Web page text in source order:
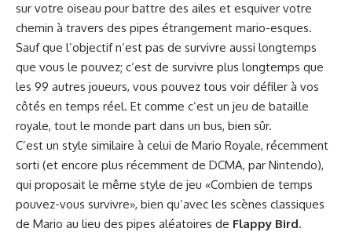
sur votre oiseau pour battre des ailes et esquiver votre
chemin à travers des pipes étrangement mario-esques.
Sauf que l’objectif n’est pas de survivre aussi longtemps
que vous le pouvez; c’est de survivre plus longtemps que
les 99 autres joueurs, vous pouvez tous voir défiler à vos
côtés en temps réel. Et comme c’est un jeu de bataille
royale, tout le monde part dans un bus, bien sûr.
C’est un style similaire à celui de Mario Royale, récemment
sorti (et encore plus récemment de DCMA, par Nintendo),
qui proposait le même style de jeu «Combien de temps
pouvez-vous survivre», bien qu’avec les scènes classiques
de Mario au lieu des pipes aléatoires de Flappy Bird.